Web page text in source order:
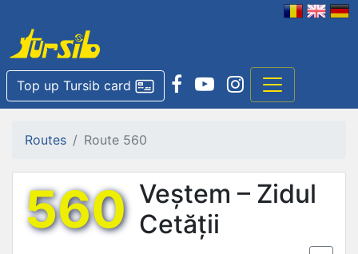
Top up Tursib card
Routes Route 560
560 Veștem – Zidul
Cetății